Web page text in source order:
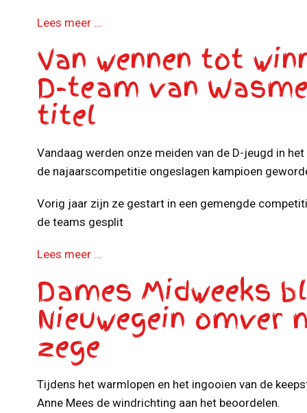
Lees meer …
Van wennen tot
D-team van
titel
Vandaag werden onze meiden van de D-jeugd in
de najaarscompetitie ongeslagen kampioen
Vorig jaar zijn ze gestart in een gemengde
de teams gesplit
Lees meer …
Dames Midweeks
Nieuwegein omver
zege
Tijdens het warmlopen en het ingooien van de
Anne Mees de windrichting aan het beoordelen.